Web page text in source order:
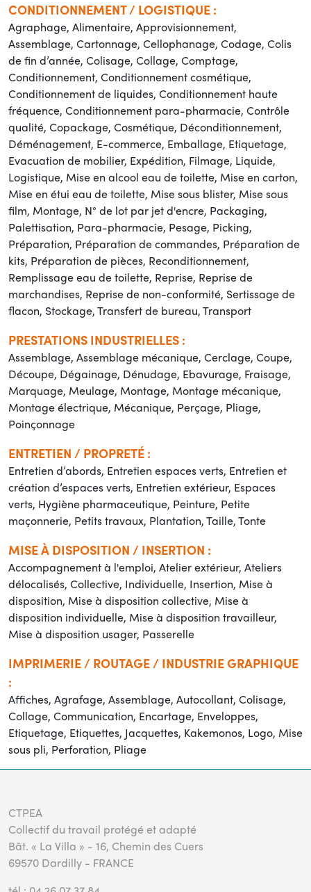
CONDITIONNEMENT / LOGISTIQUE :
Agraphage, Alimentaire, Approvisionnement,
Assemblage, Cartonnage, Cellophanage, Codage, Colis
de fin d’année, Colisage, Collage, Comptage,
Conditionnement, Conditionnement cosmétique,
Conditionnement de liquides, Conditionnement haute
fréquence, Conditionnement para-pharmacie, Contrôle
qualité, Copackage, Cosmétique, Déconditionnement,
Déménagement, E-commerce, Emballage, Etiquetage,
Evacuation de mobilier, Expédition, Filmage, Liquide,
Logistique, Mise en alcool eau de toilette, Mise en carton,
Mise en étui eau de toilette, Mise sous blister, Mise sous
film, Montage, N° de lot par jet d'encre, Packaging,
Palettisation, Para-pharmacie, Pesage, Picking,
Préparation, Préparation de commandes, Préparation de
kits, Préparation de pièces, Reconditionnement,
Remplissage eau de toilette, Reprise, Reprise de
marchandises, Reprise de non-conformité, Sertissage de
flacon, Stockage, Transfert de bureau, Transport
PRESTATIONS INDUSTRIELLES :
Assemblage, Assemblage mécanique, Cerclage, Coupe,
Découpe, Dégainage, Dénudage, Ebavurage, Fraisage,
Marquage, Meulage, Montage, Montage mécanique,
Montage électrique, Mécanique, Perçage, Pliage,
Poinçonnage
ENTRETIEN / PROPRETÉ :
Entretien d’abords, Entretien espaces verts, Entretien et
création d’espaces verts, Entretien extérieur, Espaces
verts, Hygiène pharmaceutique, Peinture, Petite
maçonnerie, Petits travaux, Plantation, Taille, Tonte
MISE À DISPOSITION / INSERTION :
Accompagnement à l'emploi, Atelier extérieur, Ateliers
délocalisés, Collective, Individuelle, Insertion, Mise à
disposition, Mise à disposition collective, Mise à
disposition individuelle, Mise à disposition travailleur,
Mise à disposition usager, Passerelle
IMPRIMERIE / ROUTAGE / INDUSTRIE GRAPHIQUE
:
Affiches, Agrafage, Assemblage, Autocollant, Colisage,
Collage, Communication, Encartage, Enveloppes,
Etiquetage, Etiquettes, Jacquettes, Kakemonos, Logo, Mise
sous pli, Perforation, Pliage
CTPEA
Collectif du travail protégé et adapté
Bât. « La Villa » - 16, Chemin des Cuers
69570 Dardilly - FRANCE